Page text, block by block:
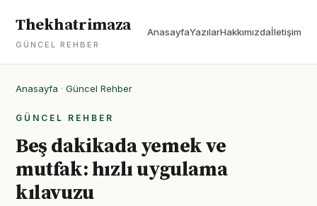
Thekhatrimaza
GÜNCEL REHBER
AnasayfaYazılarHakkımızdaİletişim
Anasayfa · Güncel Rehber
GÜNCEL REHBER
Beş dakikada yemek ve
mutfak: hızlı uygulama
kılavuzu